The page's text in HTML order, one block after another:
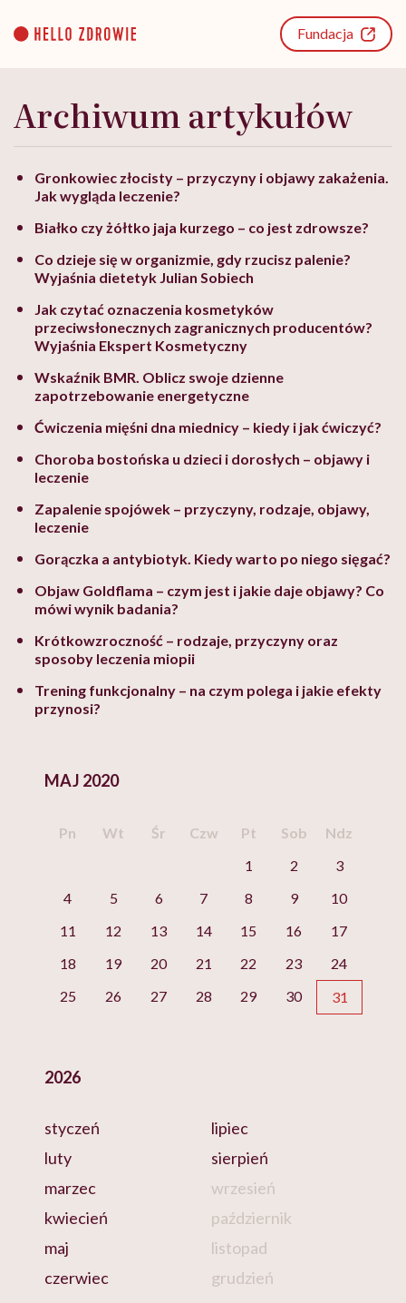
content
Fundacja
Archiwum artykułów
Gronkowiec złocisty – przyczyny i objawy zakażenia.
Jak wygląda leczenie?
Białko czy żółtko jaja kurzego – co jest zdrowsze?
Co dzieje się w organizmie, gdy rzucisz palenie?
Wyjaśnia dietetyk Julian Sobiech
Jak czytać oznaczenia kosmetyków
przeciwsłonecznych zagranicznych producentów?
Wyjaśnia Ekspert Kosmetyczny
Wskaźnik BMR. Oblicz swoje dzienne
zapotrzebowanie energetyczne
Ćwiczenia mięśni dna miednicy – kiedy i jak ćwiczyć?
Choroba bostońska u dzieci i dorosłych – objawy i
leczenie
Zapalenie spojówek – przyczyny, rodzaje, objawy,
leczenie
Gorączka a antybiotyk. Kiedy warto po niego sięgać?
Objaw Goldflama – czym jest i jakie daje objawy? Co
mówi wynik badania?
Krótkowzroczność – rodzaje, przyczyny oraz
sposoby leczenia miopii
Trening funkcjonalny – na czym polega i jakie efekty
przynosi?
MAJ 2020
Pn Wt Śr Czw Pt Sob
Ndz
1
2
3
4
5 6 7 8 9
10
11
12 13 14 15 16
17
18
19 20 21 22 23
24
25
26 27 28 29 30 31
2026
styczeń
luty
marzec
kwiecień
maj
czerwiec
lipiec
sierpień
wrzesień
październik
listopad
grudzień